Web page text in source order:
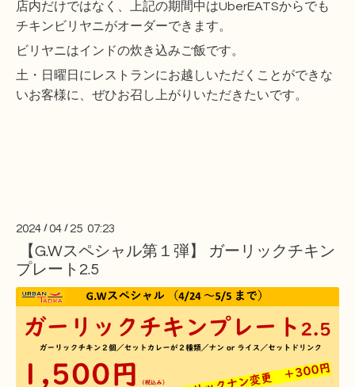
店内だけではなく、上記の期間中はUberEATSからでも
チキンビリヤニがオーダーできます。
ビリヤニはインドの炊き込みご飯です。
土・日曜日にレストランにお越しいただくことができな
いお客様に、 ぜひお召し上がりいただきたいです。
2024 /04 / 25 07:23
【G.Wスペシャル第１弾】 ガーリックチキン
プレート2.5